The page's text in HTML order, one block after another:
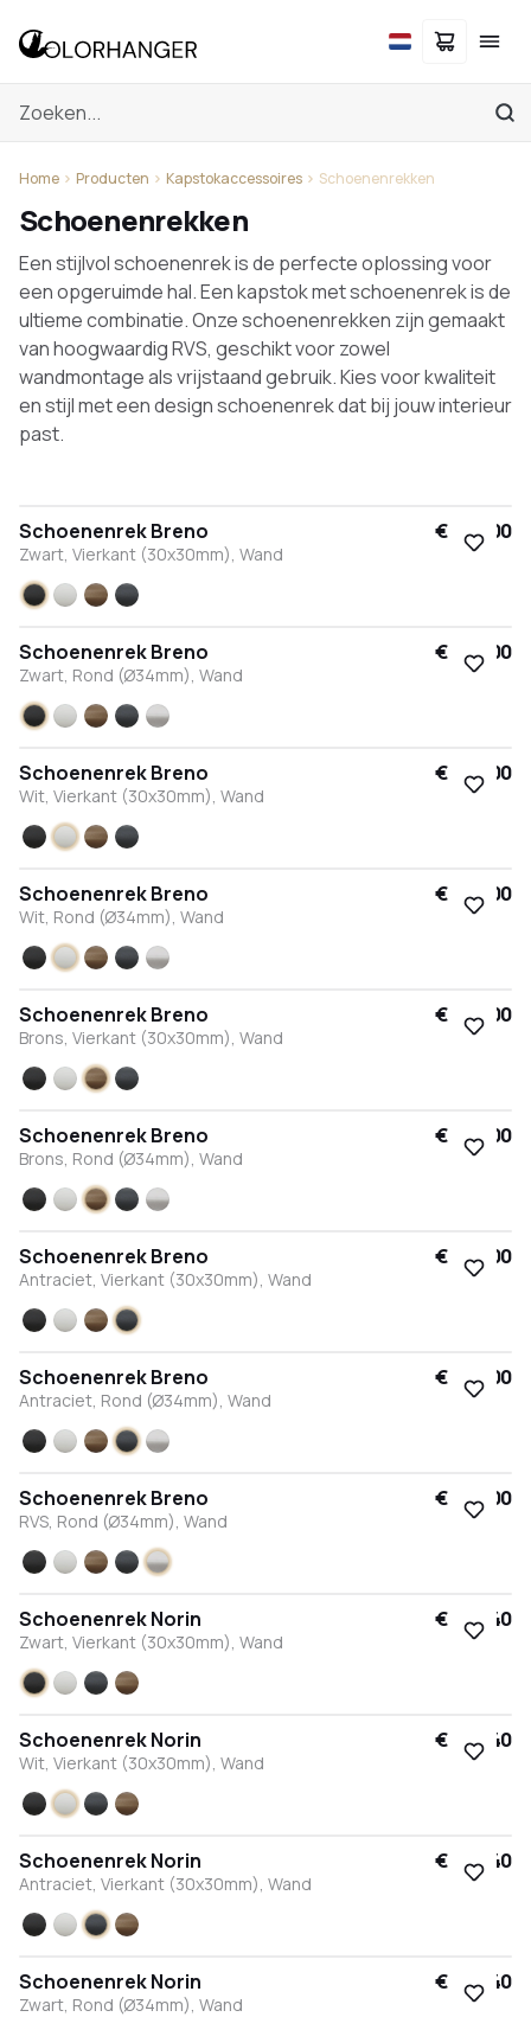
Home Producten Kapstokaccessoires Schoenenrekken
Schoenenrekken
Een stijlvol schoenenrek is de perfecte oplossing voor
een opgeruimde hal. Een kapstok met schoenenrek is de
ultieme combinatie. Onze schoenenrekken zijn gemaakt
van hoogwaardig RVS, geschikt voor zowel
wandmontage als vrijstaand gebruik. Kies voor kwaliteit
en stijl met een design schoenenrek dat bij jouw interieur
past.
Schoenenrek Breno € 282,00
Zwart, Vierkant (30x30mm), Wand
ZwartWitBronsAntraciet
Schoenenrek Breno
€ 282,00
Zwart, Rond (Ø34mm), Wand
ZwartWitBronsAntraciet
RVS
Schoenenrek Breno
€ 282,00
Wit, Vierkant (30x30mm), Wand
ZwartWitBronsAntraciet
Schoenenrek Breno
€ 282,00
Wit, Rond (Ø34mm), Wand
ZwartWitBronsAntraciet
RVS
Schoenenrek Breno
€ 282,00
Brons, Vierkant (30x30mm), Wand
Zwart
WitBronsAntraciet
Schoenenrek Breno
€ 282,00
Brons, Rond (Ø34mm), Wand
Zwart
WitBronsAntraciet
RVS
Schoenenrek Breno
€ 282,00
Antraciet, Vierkant (30x30mm), Wand
ZwartWitBronsAntraciet
Schoenenrek Breno
€ 282,00
Antraciet, Rond (Ø34mm), Wand
ZwartWitBronsAntraciet
RVS
Schoenenrek Breno
€ 282,00
RVS, Rond (Ø34mm), Wand
ZwartWitBronsAntraciet
RVS
Schoenenrek Norin
€ 264,40
Zwart, Vierkant (30x30mm), Wand
ZwartWitAntraciet
Brons
Schoenenrek Norin
€ 264,40
Wit, Vierkant (30x30mm), Wand
ZwartWitAntraciet
Brons
Schoenenrek Norin
€ 264,40
Antraciet, Vierkant (30x30mm), Wand
Zwart
WitAntraciet
Brons
Schoenenrek Norin
€ 264,40
Zwart, Rond (Ø34mm), Wand